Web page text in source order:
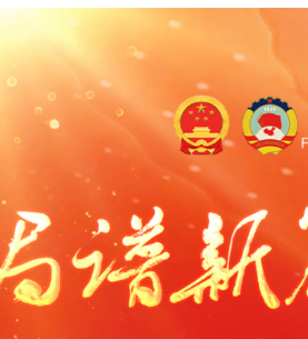
调整城乡居民基本养老保险缴费档次 每
市场 中国制造网举办菲律宾买家见面会
疾控中心结防所到万源调研“无结核社区”建
安产险：开展防范非法集资宣传活动
话 海丝物语—— 广东轻工职业技术大学海
流文化，打造面对面社交体验——拥抱青年
政协召开提案办理工作会议
佳木斯市委常委、市政府副市长王金接受